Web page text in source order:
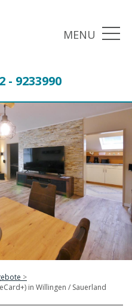
MENU
- 9233990
in Willingen / Sauerland